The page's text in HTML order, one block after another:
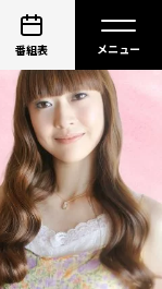
番組表